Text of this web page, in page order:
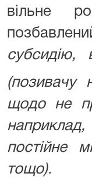
вільне
субсидію,
(позивачу
щодо не
наприклад,
постійне
тощо).